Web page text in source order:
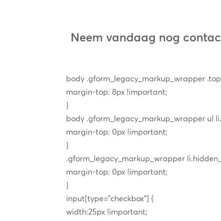
Relaxation
Relaxing music program featuring ambient electro,
Filipič, Will Ackerman, Nick Murphy, Vinc'pepper,
Neem vandaag nog
body .gform_legacy_markup_wrapper
margin-top: 8px !important;
}
body .gform_legacy_markup_wrapper ul
margin-top: 0px !important;
}
.gform_legacy_markup_wrapper
margin-top: 0px !important;
}
input[type=”checkbox”] {
width:25px !important;